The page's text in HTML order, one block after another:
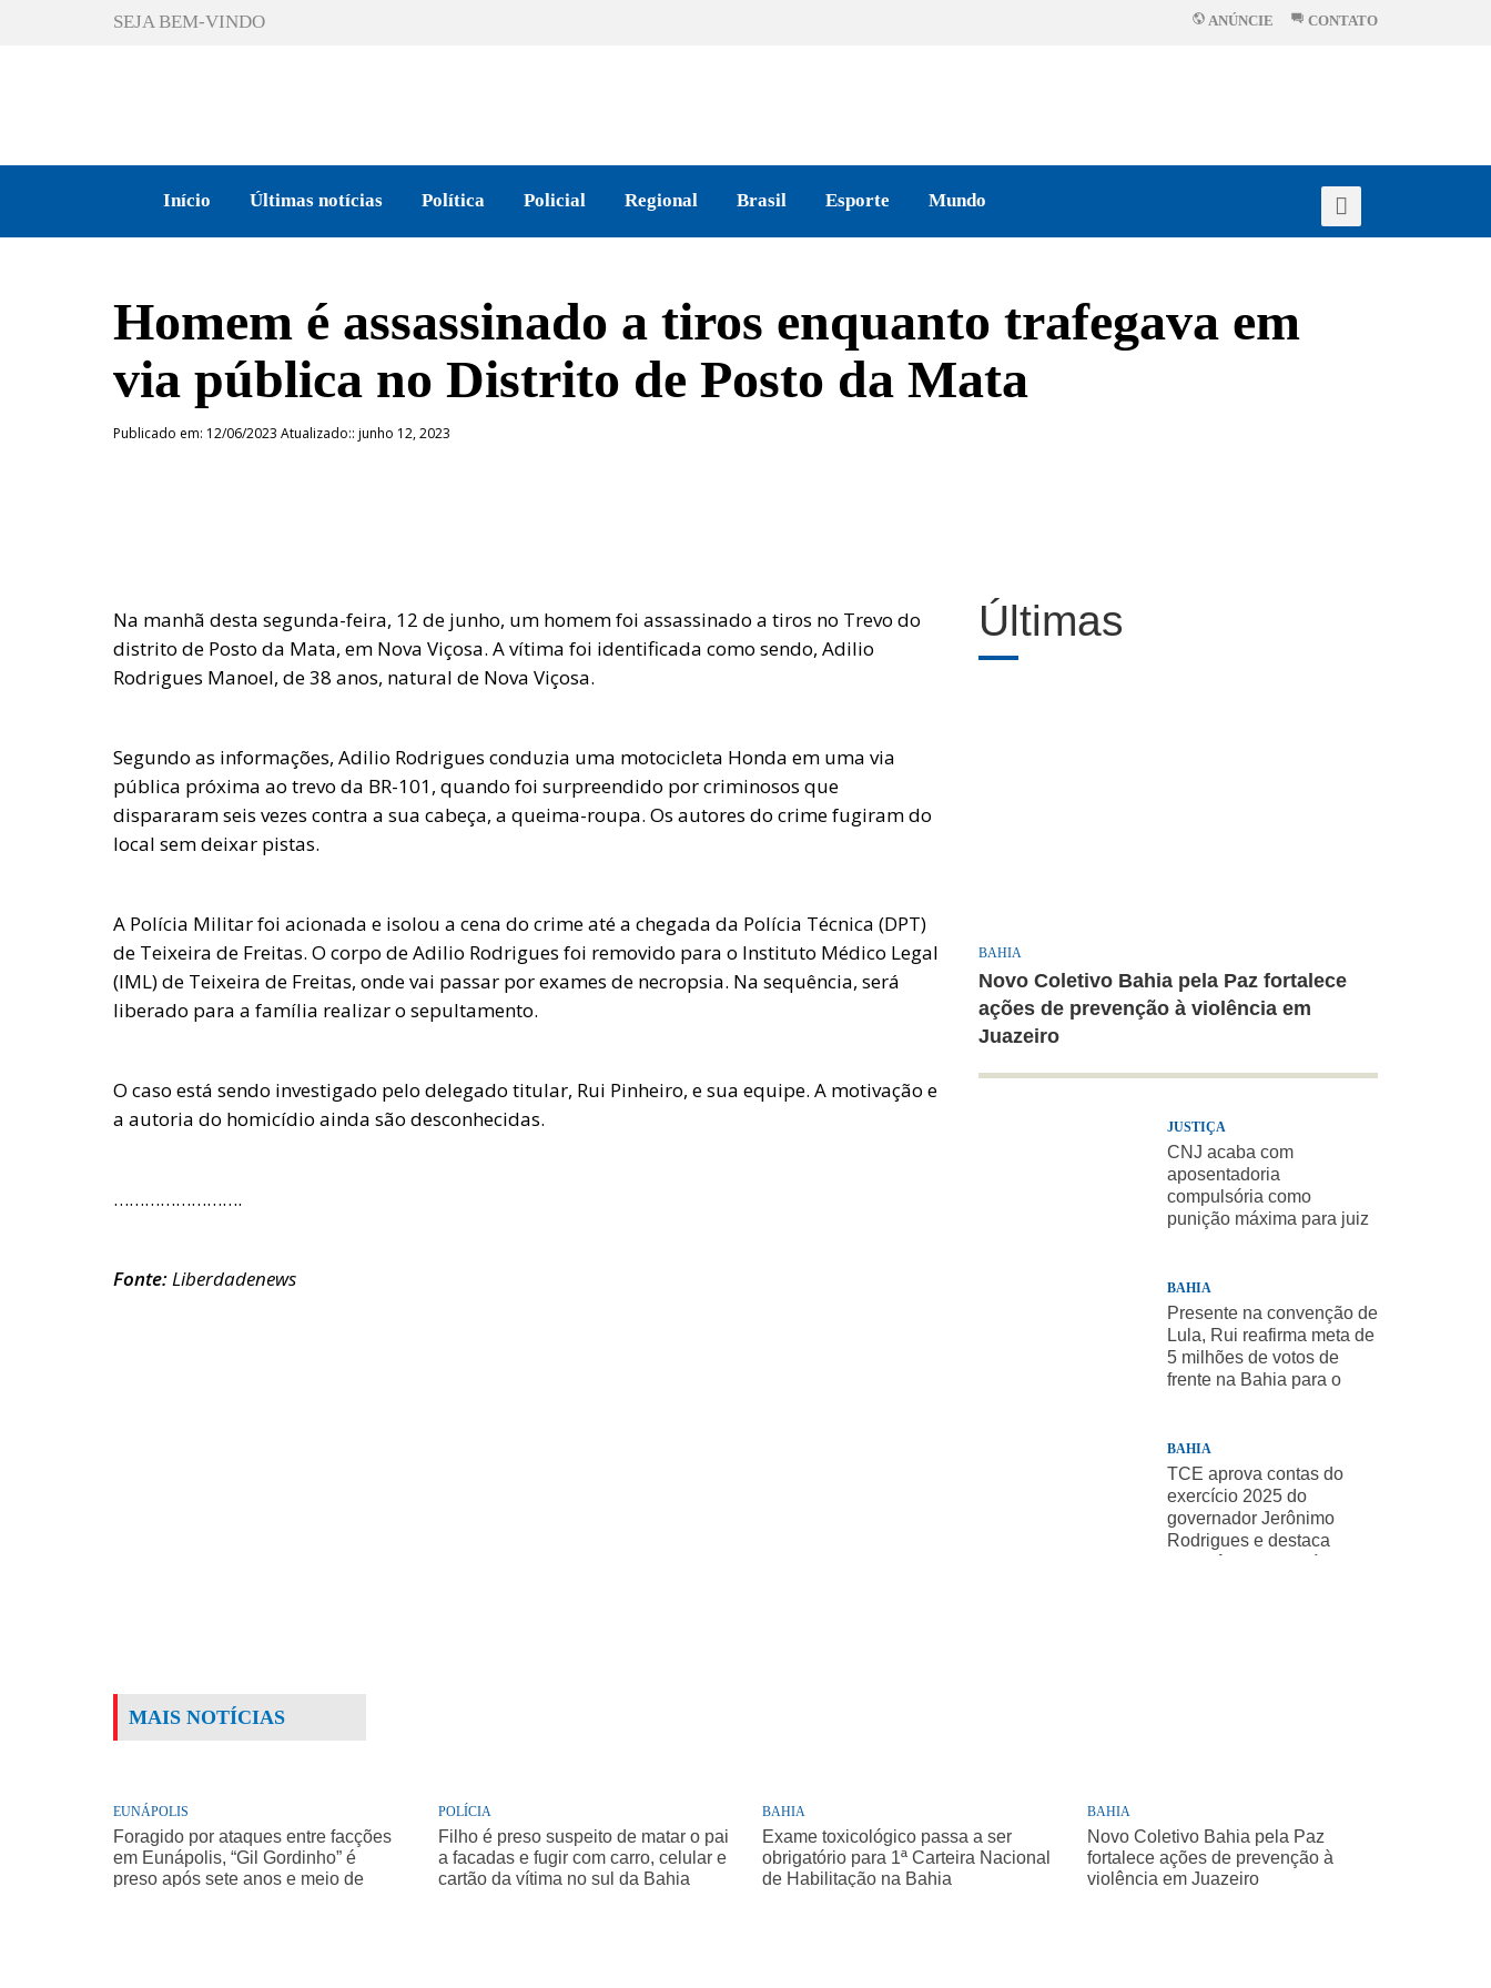
SEJA BEM-VINDO ANÚNCIE CONTATO
Início Últimas notícias Política Policial Regional Brasil Esporte Mundo
Homem é assassinado a tiros enquanto trafegava em
via pública no Distrito de Posto da Mata
Publicado em: 12/06/2023 Atualizado:: junho 12, 2023
Na manhã desta segunda-feira, 12 de junho, um homem foi assassinado a tiros no Trevo do
distrito de Posto da Mata, em Nova Viçosa. A vítima foi identificada como sendo, Adilio
Rodrigues Manoel, de 38 anos, natural de Nova Viçosa.
Segundo as informações, Adilio Rodrigues conduzia uma motocicleta Honda em uma via
pública próxima ao trevo da BR-101, quando foi surpreendido por criminosos que
dispararam seis vezes contra a sua cabeça, a queima-roupa. Os autores do crime fugiram do
local sem deixar pistas.
A Polícia Militar foi acionada e isolou a cena do crime até a chegada da Polícia Técnica (DPT)
de Teixeira de Freitas. O corpo de Adilio Rodrigues foi removido para o Instituto Médico Legal
(IML) de Teixeira de Freitas, onde vai passar por exames de necropsia. Na sequência, será
liberado para a família realizar o sepultamento.
O caso está sendo investigado pelo delegado titular, Rui Pinheiro, e sua equipe. A motivação e
a autoria do homicídio ainda são desconhecidas.
…………………….
Fonte:Liberdadenews
Últimas
BAHIA
Novo Coletivo Bahia pela Paz fortalece
ações de prevenção à violência em
Juazeiro
JUSTIÇA
CNJ acaba com
aposentadoria
compulsória como
punição máxima para juiz
BAHIA
Presente na convenção de
Lula, Rui reafirma meta de
5 milhões de votos de
frente na Bahia para o
BAHIA
TCE aprova contas do
exercício 2025 do
governador Jerônimo
Rodrigues e destaca
MAIS NOTÍCIAS
EUNÁPOLIS
Foragido por ataques entre facções
em Eunápolis, “Gil Gordinho” é
preso após sete anos e meio de
POLÍCIA
Filho é preso suspeito de matar o pai
a facadas e fugir com carro, celular e
cartão da vítima no sul da Bahia
BAHIA
Exame toxicológico passa a ser
obrigatório para 1ª Carteira Nacional
de Habilitação na Bahia
BAHIA
Novo Coletivo Bahia pela Paz
fortalece ações de prevenção à
violência em Juazeiro